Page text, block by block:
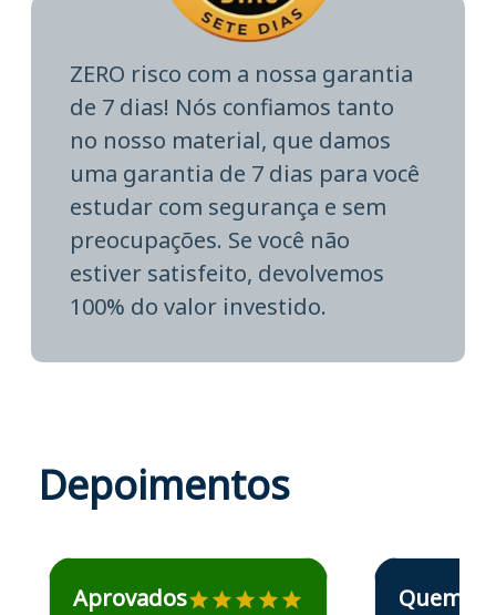
ZERO risco com a nossa garantia
de 7 dias! Nós confiamos tanto
no nosso material, que damos
uma garantia de 7 dias para você
estudar com segurança e sem
preocupações. Se você não
estiver satisfeito, devolvemos
100% do valor investido.
Depoimentos
Estudante José recomenda o Aprova Concursos em
Aprovados
Estudante Elais
Quem